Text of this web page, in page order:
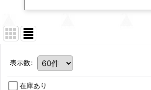
表示数:
在庫あり